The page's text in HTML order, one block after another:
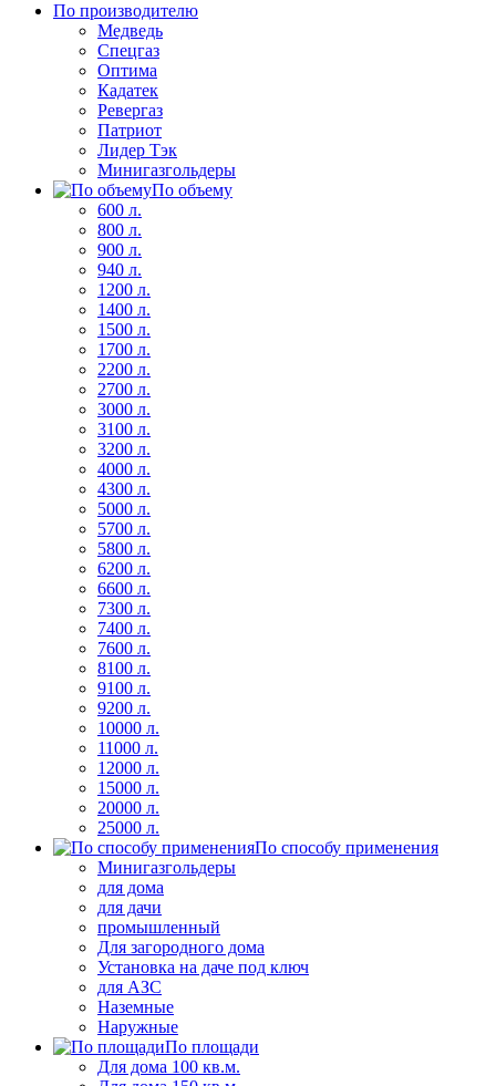
По производителю
Медведь
Спецгаз
Оптима
Кадатек
Ревергаз
Патриот
Лидер Тэк
Минигазгольдеры
По объему
600 л.
800 л.
900 л.
940 л.
1200 л.
1400 л.
1500 л.
1700 л.
2200 л.
2700 л.
3000 л.
3100 л.
3200 л.
4000 л.
4300 л.
5000 л.
5700 л.
5800 л.
6200 л.
6600 л.
7300 л.
7400 л.
7600 л.
8100 л.
9100 л.
9200 л.
10000 л.
11000 л.
12000 л.
15000 л.
20000 л.
25000 л.
По способу применения
Минигазгольдеры
для дома
для дачи
промышленный
Для загородного дома
Установка на даче под ключ
для АЗС
Наземные
Наружные
По площади
Для дома 100 кв.м.